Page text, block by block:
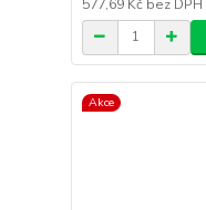
577,69 Kč bez DPH
Akce